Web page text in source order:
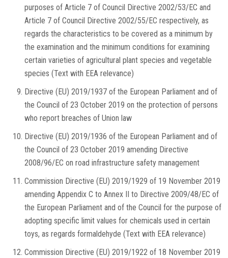
purposes of Article 7 of Council Directive 2002/53/EC and
Article 7 of Council Directive 2002/55/EC respectively, as
regards the characteristics to be covered as a minimum by
the examination and the minimum conditions for examining
certain varieties of agricultural plant species and vegetable
species (Text with EEA relevance)
Directive (EU) 2019/1937 of the European Parliament and of
the Council of 23 October 2019 on the protection of persons
who report breaches of Union law
Directive (EU) 2019/1936 of the European Parliament and of
the Council of 23 October 2019 amending Directive
2008/96/EC on road infrastructure safety management
Commission Directive (EU) 2019/1929 of 19 November 2019
amending Appendix C to Annex II to Directive 2009/48/EC of
the European Parliament and of the Council for the purpose of
adopting specific limit values for chemicals used in certain
toys, as regards formaldehyde (Text with EEA relevance)
Commission Directive (EU) 2019/1922 of 18 November 2019